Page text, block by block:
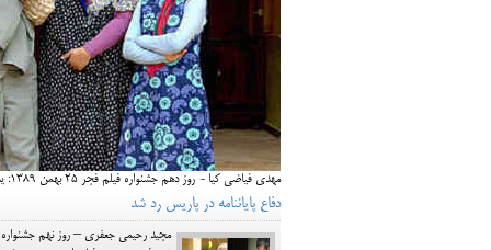
مهدی فیاضی کیا - روز دهم جشنواره فیلم فجر 25 بهمن 1389: یه حبه قند ساخته رضا میر کریمی ادامه مطلب: فتح احساسات با «یه حبه قند» اضافه کردن دیدگاه جدید
دفاع پایان‎نامه در پاریس رد شد